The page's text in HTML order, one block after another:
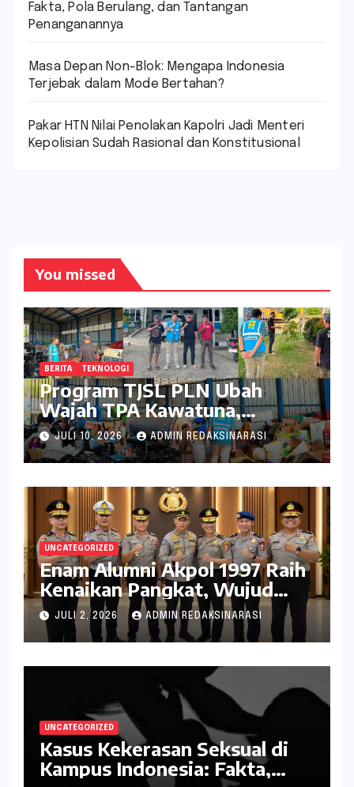
Fakta, Pola Berulang, dan Tantangan
Penanganannya
Masa Depan Non-Blok: Mengapa Indonesia
Terjebak dalam Mode Bertahan?
Pakar HTN Nilai Penolakan Kapolri Jadi Menteri
Kepolisian Sudah Rasional dan Konstitusional
You missed
BERITA TEKNOLOGI
Program TJSL PLN Ubah
Wajah TPA Kawatuna,
Sampah Kini Bernilai Ekonomi
dan Lingkungan
JULI 10, 2026 ADMIN REDAKSINARASI
UNCATEGORIZED
Enam Alumni Akpol 1997 Raih
Kenaikan Pangkat, Wujud
Penghargaan atas Pengabdian
kepada Negara
JULI 2, 2026 ADMIN REDAKSINARASI
UNCATEGORIZED
Kasus Kekerasan Seksual di
Kampus Indonesia: Fakta,